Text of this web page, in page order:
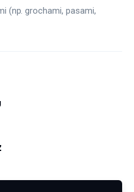
(np. grochami, pasami,